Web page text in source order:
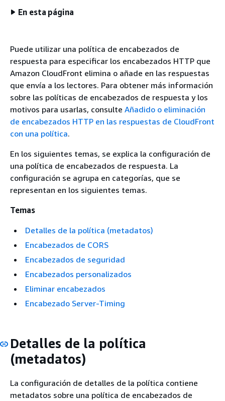
En esta página
Puede utilizar una política de encabezados de
respuesta para especificar los encabezados HTTP que
Amazon CloudFront elimina o añade en las respuestas
que envía a los lectores. Para obtener más información
sobre las políticas de encabezados de respuesta y los
motivos para usarlas, consulte Añadido o eliminación
de encabezados HTTP en las respuestas de CloudFront
con una política.
En los siguientes temas, se explica la configuración de
una política de encabezados de respuesta. La
configuración se agrupa en categorías, que se
representan en los siguientes temas.
Temas
Detalles de la política (metadatos)
Encabezados de CORS
Encabezados de seguridad
Encabezados personalizados
Eliminar encabezados
Encabezado Server-Timing
Detalles de la política
(metadatos)
La configuración de detalles de la política contiene
metadatos sobre una política de encabezados de